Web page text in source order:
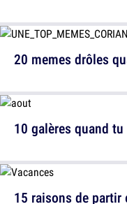
20 memes drôles
15 raisons de partir
10 galères quand